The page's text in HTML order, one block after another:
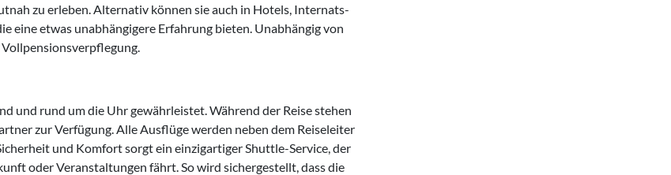
zu erleben. Alternativ können sie auch in Hotels, Internats-
etwas unabhängigere Erfahrung bieten. Unabhängig von
und rund um die Uhr gewährleistet. Während der Reise stehen
zur Verfügung. Alle Ausflüge werden neben dem Reiseleiter
und Komfort sorgt ein einzigartiger Shuttle-Service, der
oder Veranstaltungen fährt. So wird sichergestellt, dass die